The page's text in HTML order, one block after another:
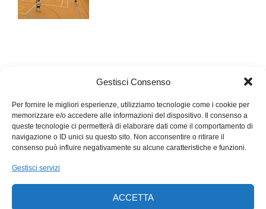
Gestisci Consenso
Per fornire le migliori esperienze, utilizziamo tecnologie come i cookie per
memorizzare e/o accedere alle informazioni del dispositivo. Il consenso a
queste tecnologie ci permetterà di elaborare dati come il comportamento di
navigazione o ID unici su questo sito. Non acconsentire o ritirare il
consenso può influire negativamente su alcune caratteristiche e funzioni.
Gestisci servizi
ACCETTA